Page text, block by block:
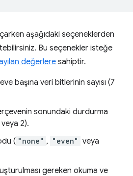
aşağıdaki seçeneklerden
Bu seçenekler isteğe
değerleresahiptir.
başına veri bitlerinin sayısı (7
sonundaki durdurma
veya 2).
( "none" , "even" veya
gereken okuma ve